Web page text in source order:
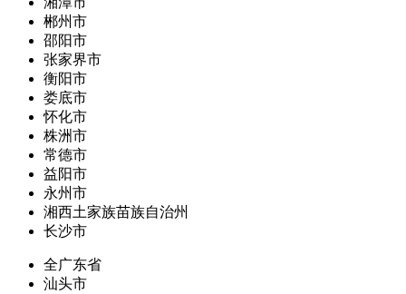
郴州市
邵阳市
张家界市
衡阳市
娄底市
怀化市
株洲市
常德市
益阳市
永州市
湘西土家族苗族自治州
长沙市
全广东省
汕头市